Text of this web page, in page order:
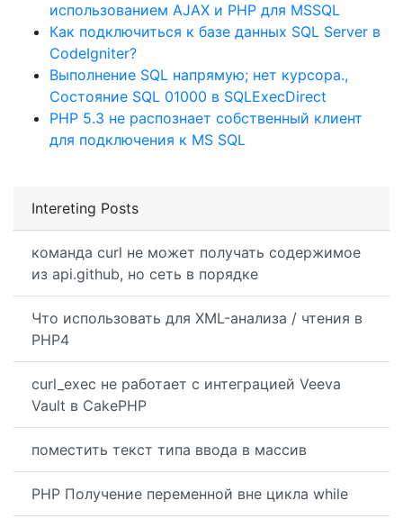
Intereting Posts
команда curl не может получать содержимое
из api.github, но сеть в порядке
Что использовать для XML-анализа / чтения в
PHP4
curl_exec не работает с интеграцией Veeva
Vault в CakePHP
поместить текст типа ввода в массив
PHP Получение переменной вне цикла while
использованием AJAX и PHP для MSSQL
Как подключиться к базе данных SQL Server в
CodeIgniter?
Выполнение SQL напрямую; нет курсора.,
Состояние SQL 01000 в SQLExecDirect
PHP 5.3 не распознает собственный клиент
для подключения к MS SQL